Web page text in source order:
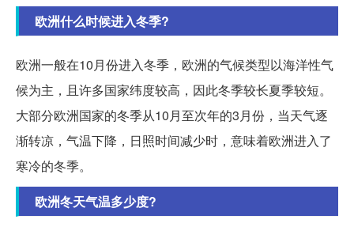
欧洲什么时候进入冬季?
欧洲一般在10月份进入冬季，欧洲的气候类型以海洋性气
候为主，且许多国家纬度较高，因此冬季较长夏季较短。
大部分欧洲国家的冬季从10月至次年的3月份，当天气逐
渐转凉，气温下降，日照时间减少时，意味着欧洲进入了
寒冷的冬季。
欧洲冬天气温多少度?